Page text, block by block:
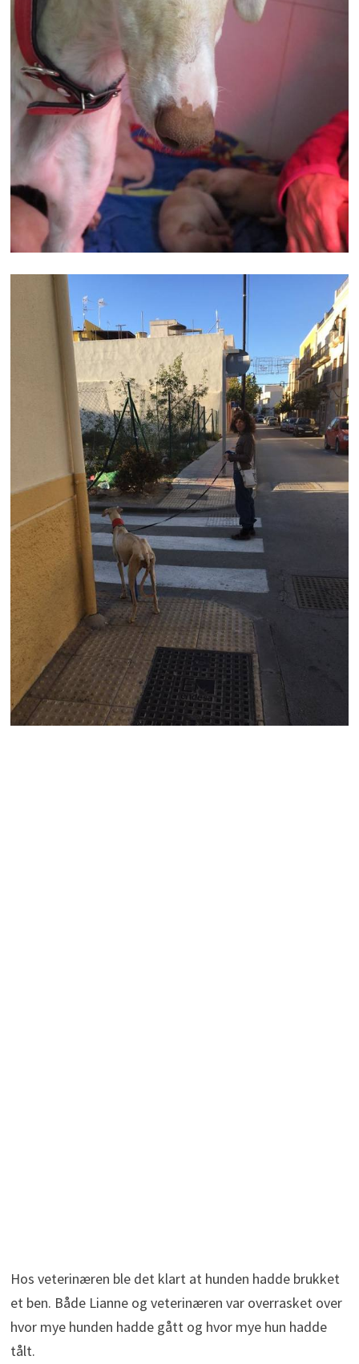
Hos veterinæren ble det klart at hunden hadde brukket
et ben. Både Lianne og veterinæren var overrasket over
hvor mye hunden hadde gått og hvor mye hun hadde
tålt.